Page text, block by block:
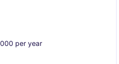
per year